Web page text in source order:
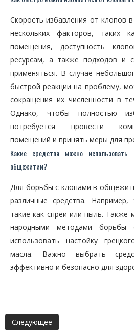
Скорость избавления от клопов
нескольких факторов, таких
помещения, доступность
ресурсам, а также подходов и
применяться. В случае
быстрой реакции на проблему,
сокращения их численности в
Однако, чтобы полностью
потребуется провести
помещений и принять меры для
Какие средства можно
общежитии?
Для борьбы с клопами в
различные средства. Например,
такие как спреи или пыль. Также
народными методами борьбы
использовать настойку
масла. Важно выбрать
эффективно и безопасно для
Следующее